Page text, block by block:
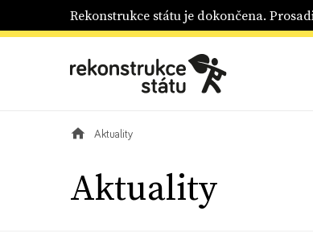
Rekonstrukce státu je dokončena.
Aktuality
Aktuality